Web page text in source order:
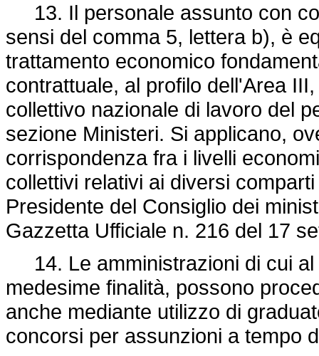
13. Il personale assunto con
sensi del comma 5, lettera b), è
trattamento economico
contrattuale, al profilo dell'Area
collettivo nazionale di lavoro del
sezione Ministeri. Si applicano,
corrispondenza fra i livelli
collettivi relativi ai diversi
Presidente del Consiglio dei
Gazzetta Ufficiale n. 216 del 17
14. Le amministrazioni di cui al
medesime finalità, possono
anche mediante utilizzo di
concorsi per assunzioni a tempo